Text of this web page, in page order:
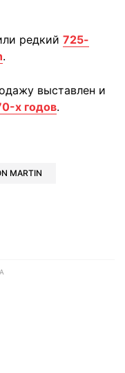
редкий 725-
.
выставлен и
х годов.
в Xв Viber
в Whatsapp
в Messenger
в LinkedIn
MARTIN
X в Google news
в Viber
в LinkedIn